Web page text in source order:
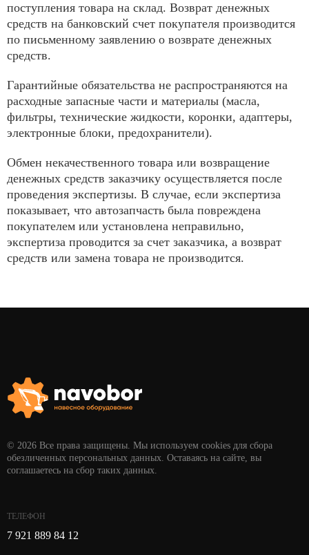
поступления товара на склад. Возврат денежных
средств на банковский счет покупателя производится
по письменному заявлению о возврате денежных
средств.
Гарантийные обязательства не распространяются на
расходные запасные части и материалы (масла,
фильтры, технические жидкости, коронки, адаптеры,
электронные блоки, предохранители).
Обмен некачественного товара или возвращение
денежных средств заказчику осуществляется после
проведения экспертизы. В случае, если экспертиза
показывает, что автозапчасть была повреждена
покупателем или установлена неправильно,
экспертиза проводится за счет заказчика, а возврат
средств или замена товара не производится.
© 2026 Все права защищены. Мы используем cookies для сбора
обезличенных персональных данных. Оставаясь на сайте, вы
соглашаетесь на сбор таких данных.
ТЕЛЕФОН
7 921 889 84 12